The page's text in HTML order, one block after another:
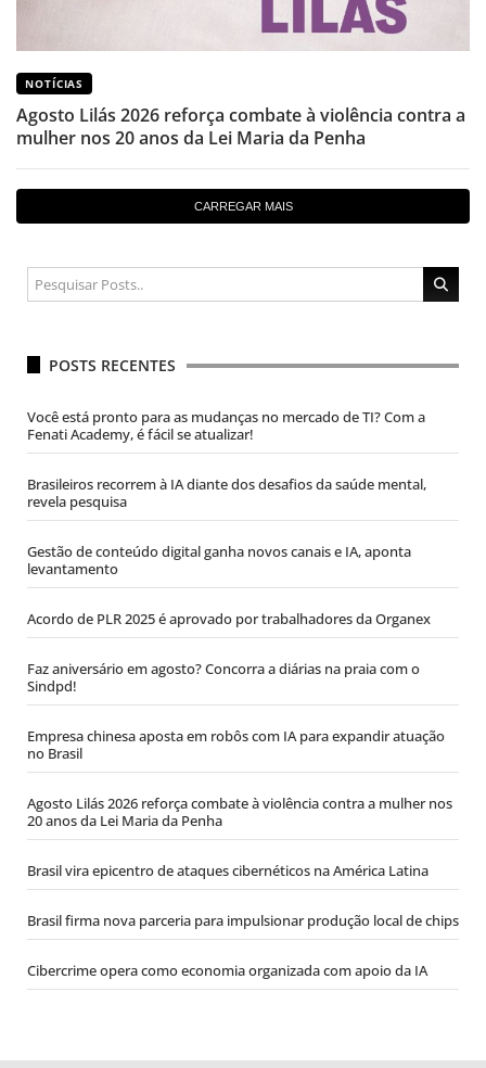
NOTÍCIAS
Agosto Lilás 2026 reforça combate à violência contra a
mulher nos 20 anos da Lei Maria da Penha
CARREGAR MAIS
POSTS RECENTES
Você está pronto para as mudanças no mercado de TI? Com a
Fenati Academy, é fácil se atualizar!
Brasileiros recorrem à IA diante dos desafios da saúde mental,
revela pesquisa
Gestão de conteúdo digital ganha novos canais e IA, aponta
levantamento
Acordo de PLR 2025 é aprovado por trabalhadores da Organex
Faz aniversário em agosto? Concorra a diárias na praia com o
Sindpd!
Empresa chinesa aposta em robôs com IA para expandir atuação
no Brasil
Agosto Lilás 2026 reforça combate à violência contra a mulher nos
20 anos da Lei Maria da Penha
Brasil vira epicentro de ataques cibernéticos na América Latina
Brasil firma nova parceria para impulsionar produção local de chips
Cibercrime opera como economia organizada com apoio da IA